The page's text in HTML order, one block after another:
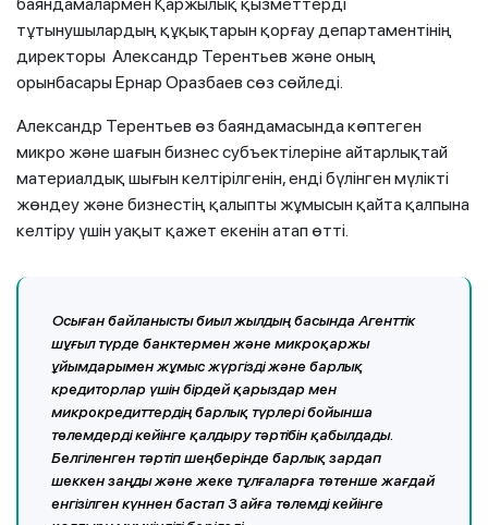
тұтынушылардың құқықтарын қорғау департаментінің
директоры Александр Терентьев және оның
орынбасары Ернар Оразбаев сөз сөйледі.
Александр Терентьев өз баяндамасында көптеген
микро және шағын бизнес субъектілеріне айтарлықтай
материалдық шығын келтірілгенін, енді бүлінген мүлікті
жөндеу және бизнестің қалыпты жұмысын қайта қалпына
келтіру үшін уақыт қажет екенін атап өтті.
Осыған байланысты биыл жылдың басында Агенттік
шұғыл түрде банктермен және микроқаржы
ұйымдарымен жұмыс жүргізді және барлық
кредиторлар үшін бірдей қарыздар мен
микрокредиттердің барлық түрлері бойынша
төлемдерді кейінге қалдыру тәртібін қабылдады.
Белгіленген тәртіп шеңберінде барлық зардап
шеккен заңды және жеке тұлғаларға төтенше жағдай
енгізілген күннен бастап 3 айға төлемді кейінге